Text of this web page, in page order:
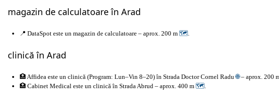
magazin de calculatoare în Arad
📍 DataSpot este un magazin de calculatoare – aprox. 200 m 🗺.
clinică în Arad
🏥 Affidea este un clinică (Program: Lun–Vin 8–20) în Strada Doctor Cornel Radu🌐– aprox. 200
🏥 Cabinet Medical este un clinică în Strada Abrud – aprox. 400 m 🗺.